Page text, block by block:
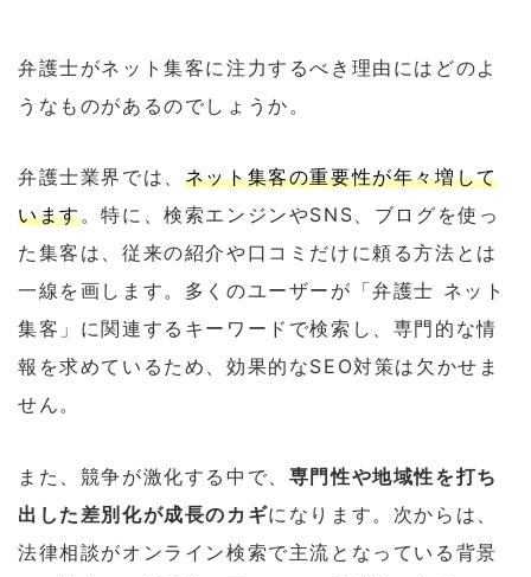
弁護士がネット集客に注力するべき理由にはどのよ
うなものがあるのでしょうか。
弁護士業界では、 ネット集客の重要性が年々増して
います。特に、検索エンジンやSNS、ブログを使っ
た集客は、従来の紹介や口コミだけに頼る方法とは
一線を画します。多くのユーザーが「弁護士 ネット
集客」に関連するキーワードで検索し、専門的な情
報を求めているため、効果的なSEO対策は欠かせま
せん。
また、競争が激化する中で、 専門性や地域性を打ち
出した差別化が成長のカギになります。次からは、
法律相談がオンライン検索で主流となっている背景